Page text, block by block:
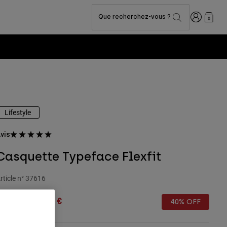
Que recherchez-vous ? Connexion
0
Lifestyle
Typeface Flexfit
n° 37616
Price reduced from
20,99 € 40% OFF